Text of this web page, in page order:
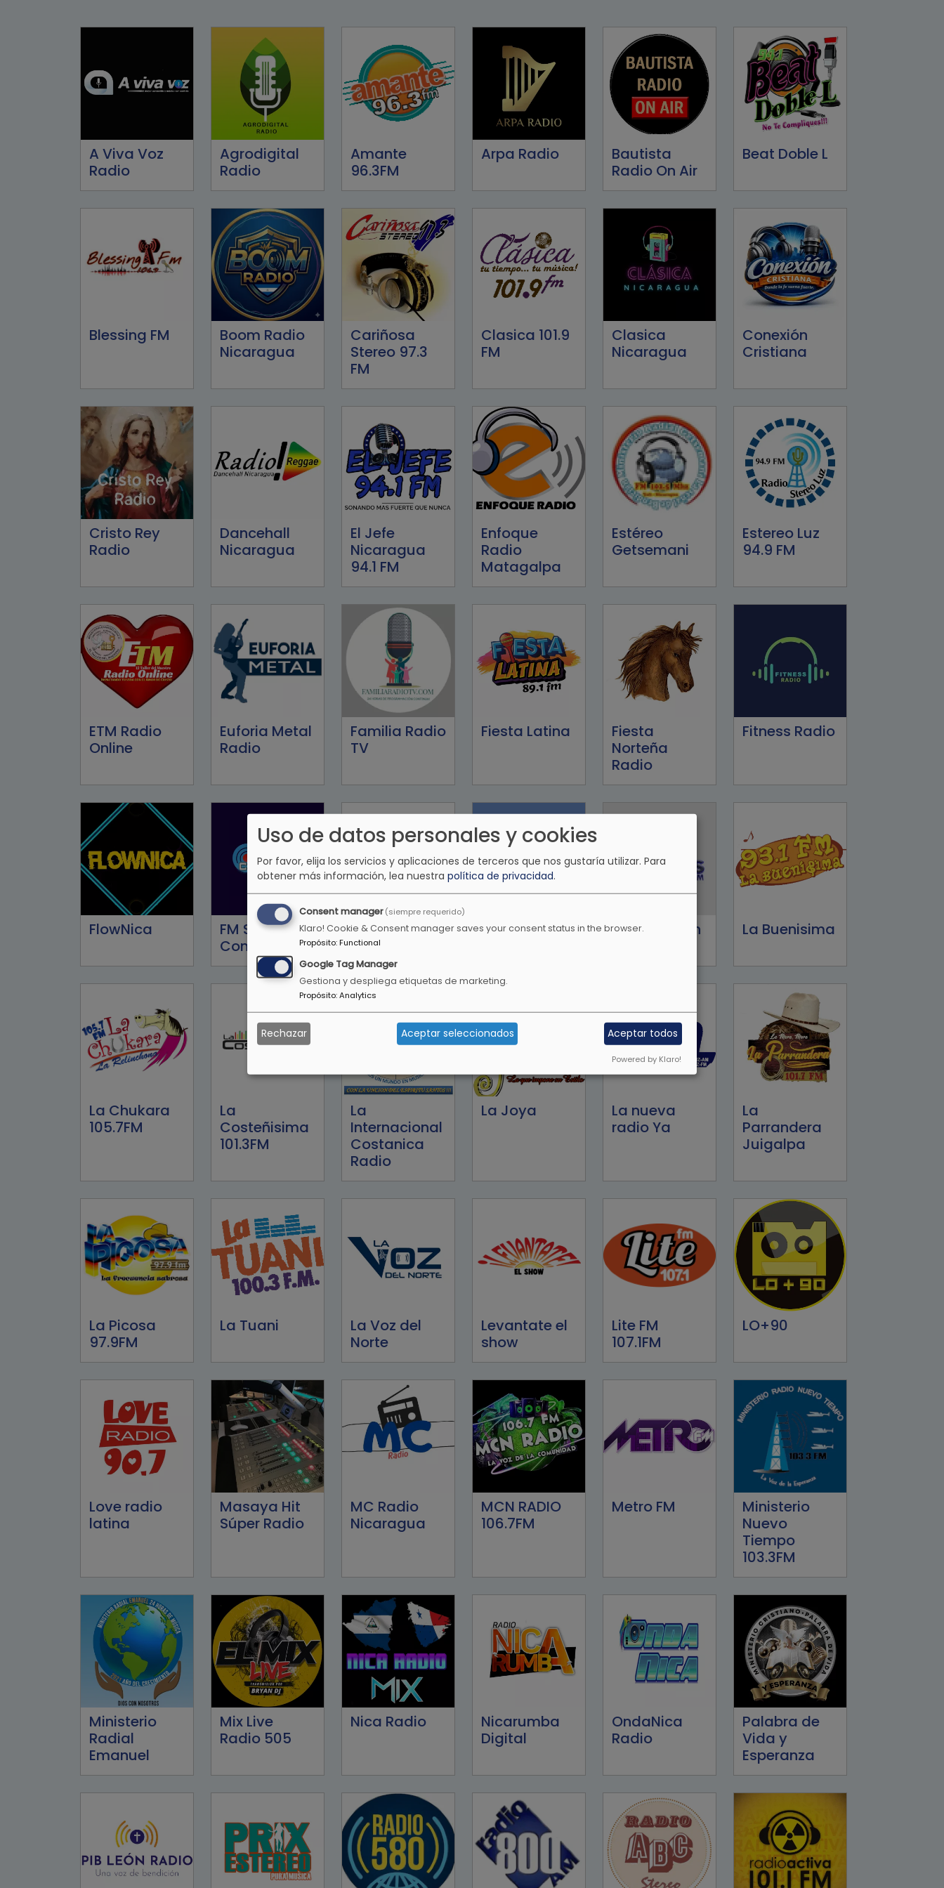
A Viva Voz
Radio
Agrodigital
Radio
Amante
96.3FM
Arpa Radio
Bautista
Radio On Air
Beat Doble L
Blessing FM
Boom Radio
Nicaragua
Cariñosa
Stereo 97.3
FM
Clasica 101.9
FM
Clasica
Nicaragua
Conexión
Cristiana
Cristo Rey
Radio
Dancehall
Nicaragua
El Jefe
Nicaragua
94.1 FM
Enfoque
Radio
Matagalpa
Estéreo
Getsemani
Estereo Luz
94.9 FM
ETM Radio
Online
Euforia Metal
Radio
Familia Radio
TV
Fiesta Latina
Fiesta
Norteña
Radio
Fitness Radio
FlowNica
FM Stereo
Conexión 91.5
Happy Radio
96.7
Hotmusic
Kairos Seven La Buenisima
La Chukara
105.7FM
La
Costeñisima
101.3FM
La
Internacional
Costanica
Radio
La Joya
La nueva
radio Ya
La
Parrandera
Juigalpa
La Picosa
97.9FM
La Tuani
La Voz del
Norte
Levantate el
show
Lite FM
107.1FM
LO+90
Love radio
latina
Masaya Hit
Súper Radio
MC Radio
Nicaragua
MCN RADIO
106.7FM
Metro FM
Ministerio
Nuevo
Tiempo
103.3FM
Ministerio
Radial
Emanuel
Mix Live
Radio 505
Nica Radio
Nicarumba
Digital
OndaNica
Radio
Palabra de
Vida y
Esperanza
Uso de datos personales y cookies
Por favor, elija los servicios y aplicaciones de terceros que nos gustaría utilizar. Para
obtener más información, lea nuestra política de privacidad.
Consent manager(siempre requerido)
Klaro! Cookie & Consent manager saves your consent status in the browser.
Propósito:Functional
Google Tag Manager
Gestiona y despliega etiquetas de marketing.
Propósito:Analytics
Rechazar Aceptar seleccionados Aceptar todos
Powered by Klaro!